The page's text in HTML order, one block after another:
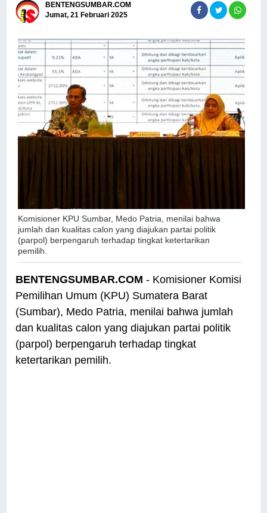
BENTENGSUMBAR.COM
Jumat, 21 Februari 2025
Komisioner KPU Sumbar, Medo Patria, menilai bahwa
jumlah dan kualitas calon yang diajukan partai politik
(parpol) berpengaruh terhadap tingkat ketertarikan
pemilih.
BENTENGSUMBAR.COM - Komisioner Komisi
Pemilihan Umum (KPU) Sumatera Barat
(Sumbar), Medo Patria, menilai bahwa jumlah
dan kualitas calon yang diajukan partai politik
(parpol) berpengaruh terhadap tingkat
ketertarikan pemilih.